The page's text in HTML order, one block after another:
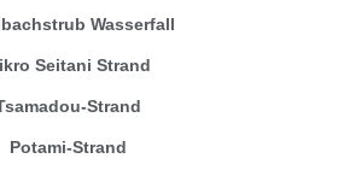
Wasserfall
Seitani Strand
Strand
Potami-Strand